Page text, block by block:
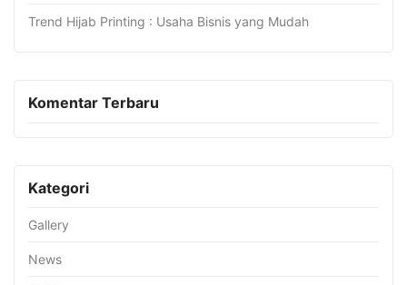
Trend Hijab Printing : Usaha Bisnis yang Mudah
Komentar Terbaru
Kategori
Gallery
News